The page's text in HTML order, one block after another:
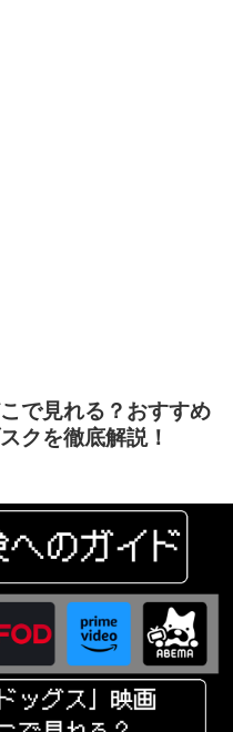
で見れる？おすすめ
クを徹底解説！